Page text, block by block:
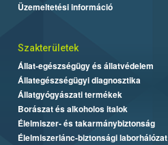
Üzemeltetési információ
Szakterületek
Állat-egészségügy és állatvédelem
Állategészségügyi diagnosztika
Állatgyógyászati termékek
Borászat és alkoholos italok
Élelmiszer- és takarmánybiztonság
Élelmiszerlánc-biztonsági laborhálózat